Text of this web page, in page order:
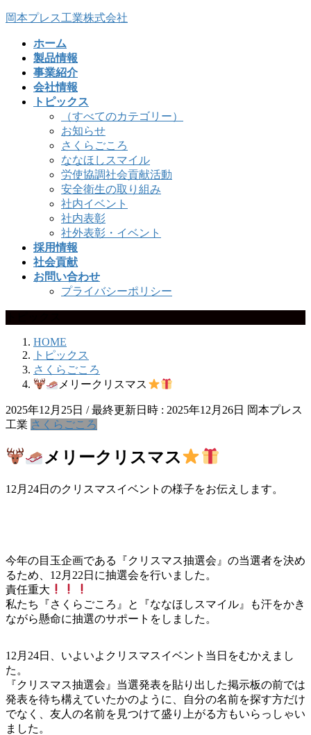
コ
ナ
岡本プレス工業株式会社
ホーム
製品情報
事業紹介
会社情報
トピックス
（すべてのカテゴリー）
お知らせ
さくらごころ
ななほしスマイル
労使協調社会貢献活動
安全衛生の取り組み
社内イベント
社内表彰
社外表彰・イベント
採用情報
社会貢献
お問い合わせ
プライバシーポリシー
HOME
トピックス
さくらごころ
メリークリスマス
2025年12月25日 / 最終更新日時 : 2025年12月26日 岡本プレス
工業 さくらごころ
メリークリスマス
12月24日のクリスマスイベントの様子をお伝えします。
今年の目玉企画である『クリスマス抽選会』の当選者を決め
るため、12月22日に抽選会を行いました。
責任重大
私たち『さくらごころ』と『ななほしスマイル』も汗をかき
ながら懸命に抽選のサポートをしました。
12月24日、いよいよクリスマスイベント当日をむかえまし
た。
『クリスマス抽選会』当選発表を貼り出した掲示板の前では
発表を待ち構えていたかのように、自分の名前を探す方だけ
でなく、友人の名前を見つけて盛り上がる方もいらっしゃい
ました。